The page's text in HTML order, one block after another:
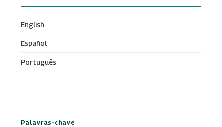
English
Español
Português
Palavras-chave